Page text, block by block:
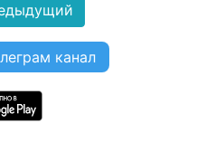
канал